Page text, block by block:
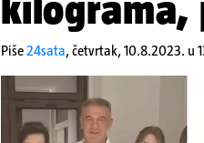
kilograma,
Piše24sata,četvrtak, 10.8.2023. u